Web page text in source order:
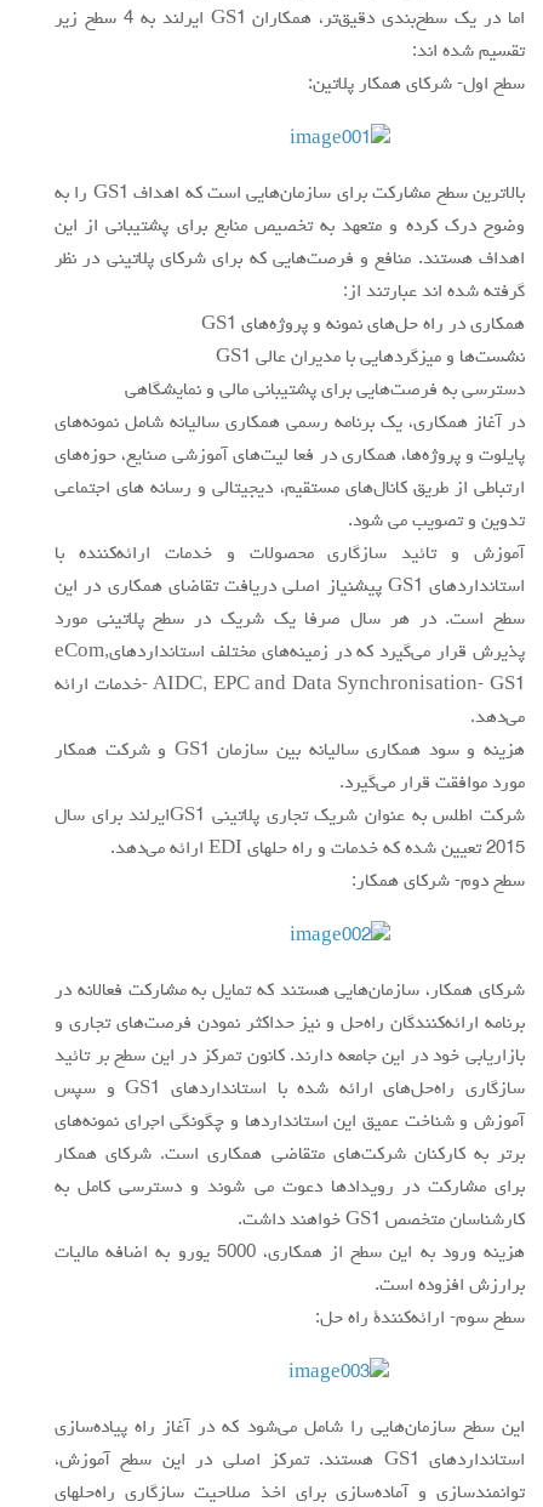
اما در يك سطح‌بندي دقيق‌تر، همكاران GS1 ايرلند به 4 سطح زير
تقسيم شده اند:
سطح اول- شركاي همكار پلاتين:
بالاترين سطح مشاركت براي سازمان‌هايي است كه اهداف GS1 را به
وضوح درك كرده و متعهد به تخصيص منابع براي پشتيباني از اين
اهداف هستند. منافع و فرصت‌هايي كه براي شركاي پلاتيني در نظر
گرفته شده اند عبارتند از:
همكاري در راه حل‌هاي نمونه و پروژه‌هاي GS1
نشست‌ها و ميزگردهايي با مديران عالي GS1
دسترسي به فرصت‌هايي براي پشتيباني مالي و نمايشگاهي
در آغاز همكاري، يك برنامه رسمي همكاري ساليانه شامل نمونه‌هاي
پايلوت و پروژه‌ها، همكاري در فعا ليت‌هاي آموزشي صنايع، حوزه‌هاي
ارتباطي از طريق كانال‌هاي مستقيم، ديجيتالي و رسانه هاي اجتماعي
تدوين و تصويب مي شود.
آموزش و تائيد سازگاري محصولات و خدمات ارائه‌كننده با
استانداردهاي GS1 پيشنياز اصلي دريافت تقاضاي همكاري در اين
سطح است. در هر سال صرفا يك شريك در سطح پلاتيني مورد
پذيرش قرار مي‌گيرد كه در زمينه‌هاي مختلف استانداردهايeCom,
AIDC, EPC and Data Synchronisation- GS1 -خدمات ارائه
مي‌دهد.
هزينه و سود همكاري ساليانه بين سازمان GS1 و شركت همكار
مورد موافقت قرار مي‌گيرد.
شركت اطلس به عنوان شريك تجاري پلاتيني GS1ايرلند براي سال
2015 تعيين شده كه خدمات و راه حلهاي EDI ارائه مي‌دهد.
سطح دوم- شركاي همكار:
شركاي همكار، سازمان‌هايي هستند كه تمايل به مشاركت فعالانه در
برنامه ارائه‌كنندگان راه‌حل و نيز حداكثر نمودن فرصت‌هاي تجاري و
بازاريابي خود در اين جامعه دارند. كانون تمركز در اين سطح بر تائيد
سازگاري راه‌حل‌هاي ارائه شده با استانداردهاي GS1 و سپس
آموزش و شناخت عميق اين استانداردها و چگونگي اجراي نمونه‌هاي
برتر به كاركنان شركت‌هاي متقاضي همكاري است. شركاي همكار
براي مشاركت در رويدادها دعوت مي شوند و دسترسي كامل به
كارشناسان متخصص GS1 خواهند داشت.
هزينه ورود به اين سطح از همكاري، 5000 يورو به اضافه ماليات
برارزش افزوده است.
سطح سوم- ارائه‌كنندة راه حل:
اين سطح سازمان‌هايي را شامل مي‌شود كه در آغاز راه پياده‌سازي
استانداردهاي GS1 هستند. تمركز اصلي در اين سطح آموزش،
توانمندسازي و آماده‌سازي براي اخذ صلاحيت سازگاري راه‌حلهاي